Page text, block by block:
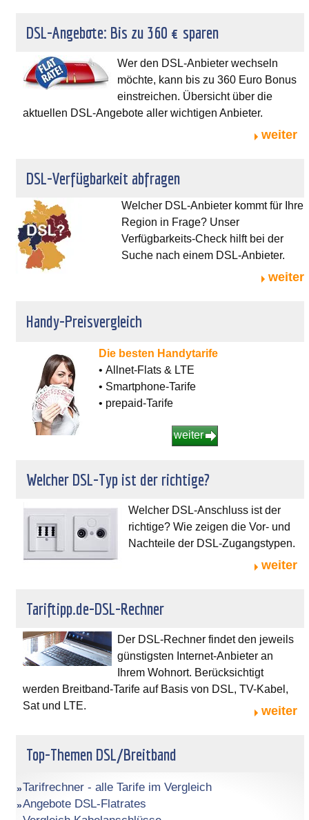
DSL-Angebote: Bis zu 360 € sparen
Wer den DSL-Anbieter wechseln
möchte, kann bis zu 360 Euro Bonus
einstreichen. Übersicht über die
aktuellen DSL-Angebote aller wichtigen Anbieter.
weiter
DSL-Verfügbarkeit abfragen
Welcher DSL-Anbieter kommt für Ihre
Region in Frage? Unser
Verfügbarkeits-Check hilft bei der
Suche nach einem DSL-Anbieter.
weiter
Handy-Preisvergleich
Die besten Handytarife
• Allnet-Flats & LTE
• Smartphone-Tarife
• prepaid-Tarife
weiter
Welcher DSL-Typ ist der richtige?
Welcher DSL-Anschluss ist der
richtige? Wie zeigen die Vor- und
Nachteile der DSL-Zugangstypen.
weiter
Tariftipp.de-DSL-Rechner
Der DSL-Rechner findet den jeweils
günstigsten Internet-Anbieter an
Ihrem Wohnort. Berücksichtigt
werden Breitband-Tarife auf Basis von DSL, TV-Kabel,
Sat und LTE.
weiter
Top-Themen DSL/Breitband
Tarifrechner - alle Tarife im Vergleich
Angebote DSL-Flatrates